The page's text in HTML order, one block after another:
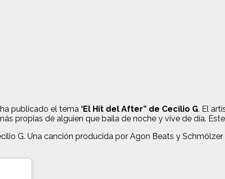
ha publicado el tema ‘El Hit del After” de Cecilio G. El
propias de alguien que baila de noche y vive de día.
G. Una canción producida por Agon Beats y